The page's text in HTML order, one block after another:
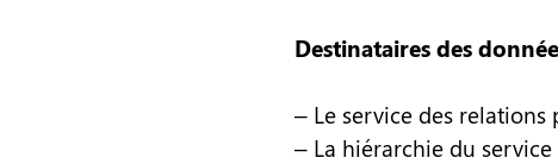
Destinataires des
– Le service des relations
– La hiérarchie du service